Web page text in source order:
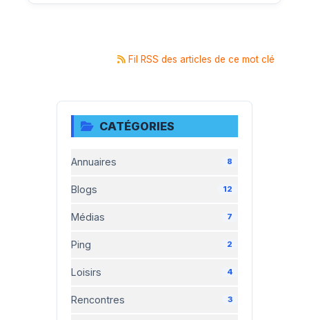
Fil RSS des articles de ce mot clé
CATÉGORIES
Annuaires 8
Blogs 12
Médias 7
Ping 2
Loisirs 4
Rencontres 3